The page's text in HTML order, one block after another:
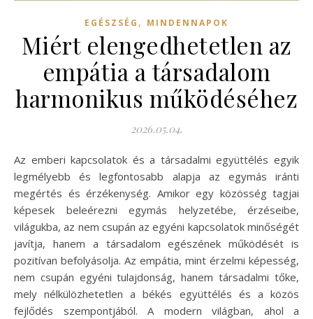
EGÉSZSÉG , MINDENNAPOK
Miért elengedhetetlen az
empátia a társadalom
harmonikus működéséhez
2026.05.04.
Az emberi kapcsolatok és a társadalmi együttélés egyik
legmélyebb és legfontosabb alapja az egymás iránti
megértés és érzékenység. Amikor egy közösség tagjai
képesek beleérezni egymás helyzetébe, érzéseibe,
világukba, az nem csupán az egyéni kapcsolatok minőségét
javítja, hanem a társadalom egészének működését is
pozitívan befolyásolja. Az empátia, mint érzelmi képesség,
nem csupán egyéni tulajdonság, hanem társadalmi tőke,
mely nélkülözhetetlen a békés együttélés és a közös
fejlődés szempontjából. A modern világban, ahol a